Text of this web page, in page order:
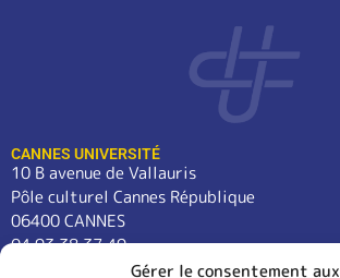
Gérer le consentement aux
CANNES UNIVERSITÉ
10 B avenue de Vallauris
Pôle culturel Cannes République
06400 CANNES
04 93 38 37 49
contact@cannes-universite.fr